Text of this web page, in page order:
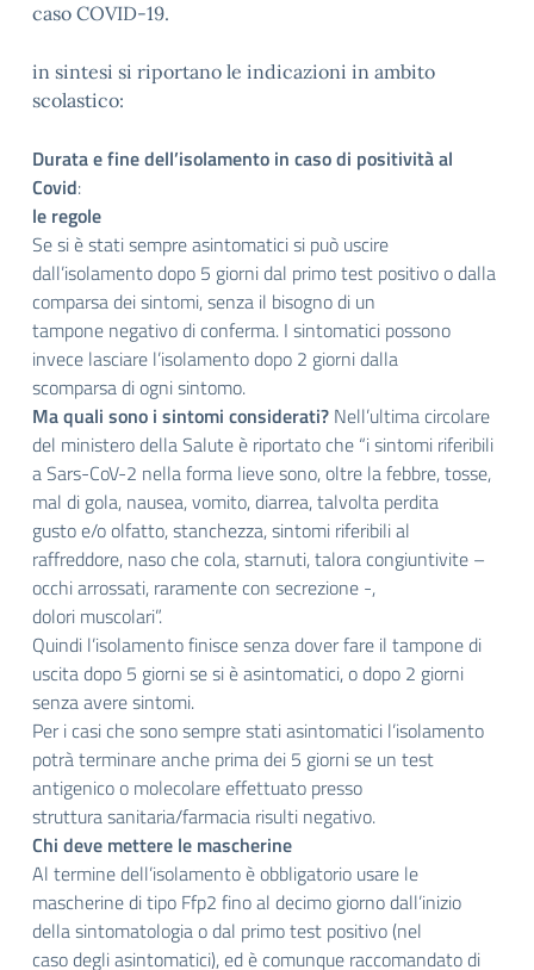
caso COVID-19.
in sintesi si riportano le indicazioni in ambito
scolastico:
Durata e fine dell’isolamento in caso di positività al
Covid:
le regole
Se si è stati sempre asintomatici si può uscire
dall’isolamento dopo 5 giorni dal primo test positivo o dalla
comparsa dei sintomi, senza il bisogno di un
tampone negativo di conferma. I sintomatici possono
invece lasciare l’isolamento dopo 2 giorni dalla
scomparsa di ogni sintomo.
Ma quali sono i sintomi considerati? Nell’ultima circolare
del ministero della Salute è riportato che “i sintomi riferibili
a Sars-CoV-2 nella forma lieve sono, oltre la febbre, tosse,
mal di gola, nausea, vomito, diarrea, talvolta perdita
gusto e/o olfatto, stanchezza, sintomi riferibili al
raffreddore, naso che cola, starnuti, talora congiuntivite –
occhi arrossati, raramente con secrezione -,
dolori muscolari”.
Quindi l’isolamento finisce senza dover fare il tampone di
uscita dopo 5 giorni se si è asintomatici, o dopo 2 giorni
senza avere sintomi.
Per i casi che sono sempre stati asintomatici l’isolamento
potrà terminare anche prima dei 5 giorni se un test
antigenico o molecolare effettuato presso
struttura sanitaria/farmacia risulti negativo.
Chi deve mettere le mascherine
Al termine dell’isolamento è obbligatorio usare le
mascherine di tipo Ffp2 fino al decimo giorno dall’inizio
della sintomatologia o dal primo test positivo (nel
caso degli asintomatici), ed è comunque raccomandato di